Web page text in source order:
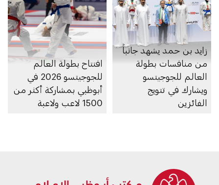
زايد بن حمد يشهد جانباً
من منافسات بطولة
العالم للجوجيتسو
ويشارك في تتويج
الفائزين
افتتاح بطولة العالم
للجوجيتسو 2026 في
أبوظبي بمشاركة أكثر من
1500 لاعب ولاعبة